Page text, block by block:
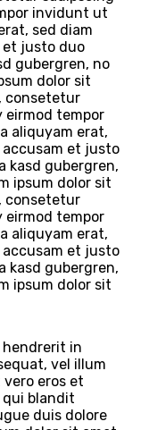
invidunt ut
sed diam
et justo duo
gubergren, no
dolor sit
consetetur
eirmod tempor
aliquyam erat,
et justo
kasd gubergren,
ipsum dolor sit
consetetur
eirmod tempor
aliquyam erat,
et justo
kasd gubergren,
ipsum dolor sit
hendrerit in
vel illum
eros et
blandit
duis dolore